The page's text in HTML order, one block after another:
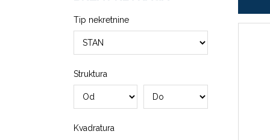
Tip nekretnine
Struktura
Kvadratura